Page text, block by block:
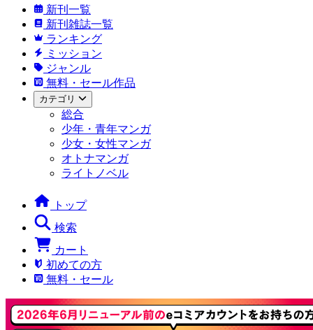
新刊一覧
新刊雑誌一覧
ランキング
ミッション
ジャンル
無料・セール作品
カテゴリ
総合
少年・青年マンガ
少女・女性マンガ
オトナマンガ
ライトノベル
トップ
検索
カート
初めての方
無料・セール